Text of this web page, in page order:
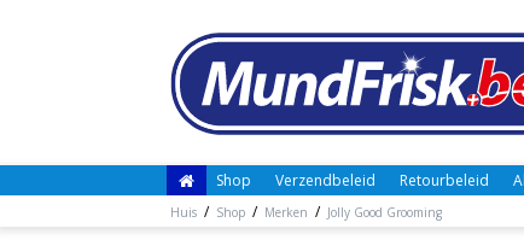
Shop Verzendbeleid Retourbeleid
Huis / Shop / Merken / Jolly Good Grooming